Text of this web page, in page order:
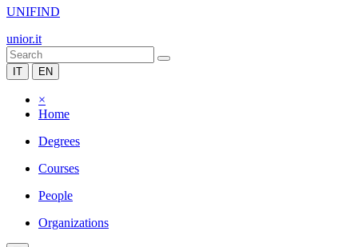
UNIFIND
unior.it
IT EN
×
Home
Degrees
Courses
People
Organizations